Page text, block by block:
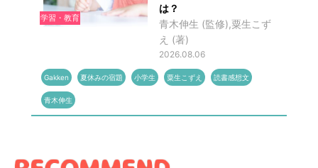
学習・教育
は？
青木伸生 (監修),粟生こず
え (著)
2026.08.06
Gakken 夏休みの宿題 小学生 粟生こずえ 読書感想文
青木伸生